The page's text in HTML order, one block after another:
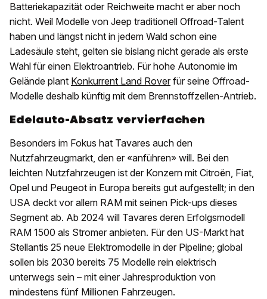
Batteriekapazität oder Reichweite macht er aber noch
nicht. Weil Modelle von Jeep traditionell Offroad-Talent
haben und längst nicht in jedem Wald schon eine
Ladesäule steht, gelten sie bislang nicht gerade als erste
Wahl für einen Elektroantrieb. Für hohe Autonomie im
Gelände plant Konkurrent Land Rover für seine Offroad-
Modelle deshalb künftig mit dem Brennstoffzellen-Antrieb.
Edelauto-Absatz vervierfachen
Besonders im Fokus hat Tavares auch den
Nutzfahrzeugmarkt, den er «anführen» will. Bei den
leichten Nutzfahrzeugen ist der Konzern mit Citroën, Fiat,
Opel und Peugeot in Europa bereits gut aufgestellt; in den
USA deckt vor allem RAM mit seinen Pick-ups dieses
Segment ab. Ab 2024 will Tavares deren Erfolgsmodell
RAM 1500 als Stromer anbieten. Für den US-Markt hat
Stellantis 25 neue Elektromodelle in der Pipeline; global
sollen bis 2030 bereits 75 Modelle rein elektrisch
unterwegs sein – mit einer Jahresproduktion von
mindestens fünf Millionen Fahrzeugen.